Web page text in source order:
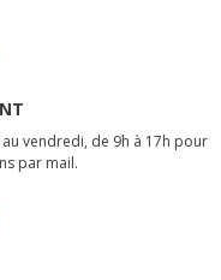
vendredi, de 9h à 17h pour
par mail.